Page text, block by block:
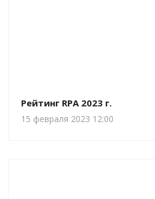
Рейтинг RPA 2023 г.
15 февраля 2023 12:00